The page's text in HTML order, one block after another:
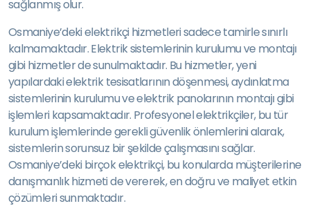
sağlanmış olur.
Osmaniye’deki elektrikçi hizmetleri sadece tamirle sınırlı
kalmamaktadır. Elektrik sistemlerinin kurulumu ve montajı
gibi hizmetler de sunulmaktadır. Bu hizmetler, yeni
yapılardaki elektrik tesisatlarının döşenmesi, aydınlatma
sistemlerinin kurulumu ve elektrik panolarının montajı gibi
işlemleri kapsamaktadır. Profesyonel elektrikçiler, bu tür
kurulum işlemlerinde gerekli güvenlik önlemlerini alarak,
sistemlerin sorunsuz bir şekilde çalışmasını sağlar.
Osmaniye’deki birçok elektrikçi, bu konularda müşterilerine
danışmanlık hizmeti de vererek, en doğru ve maliyet etkin
çözümleri sunmaktadır.